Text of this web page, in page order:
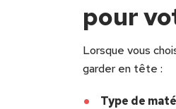
pour
Lorsque vous
garder en tête :
Type de